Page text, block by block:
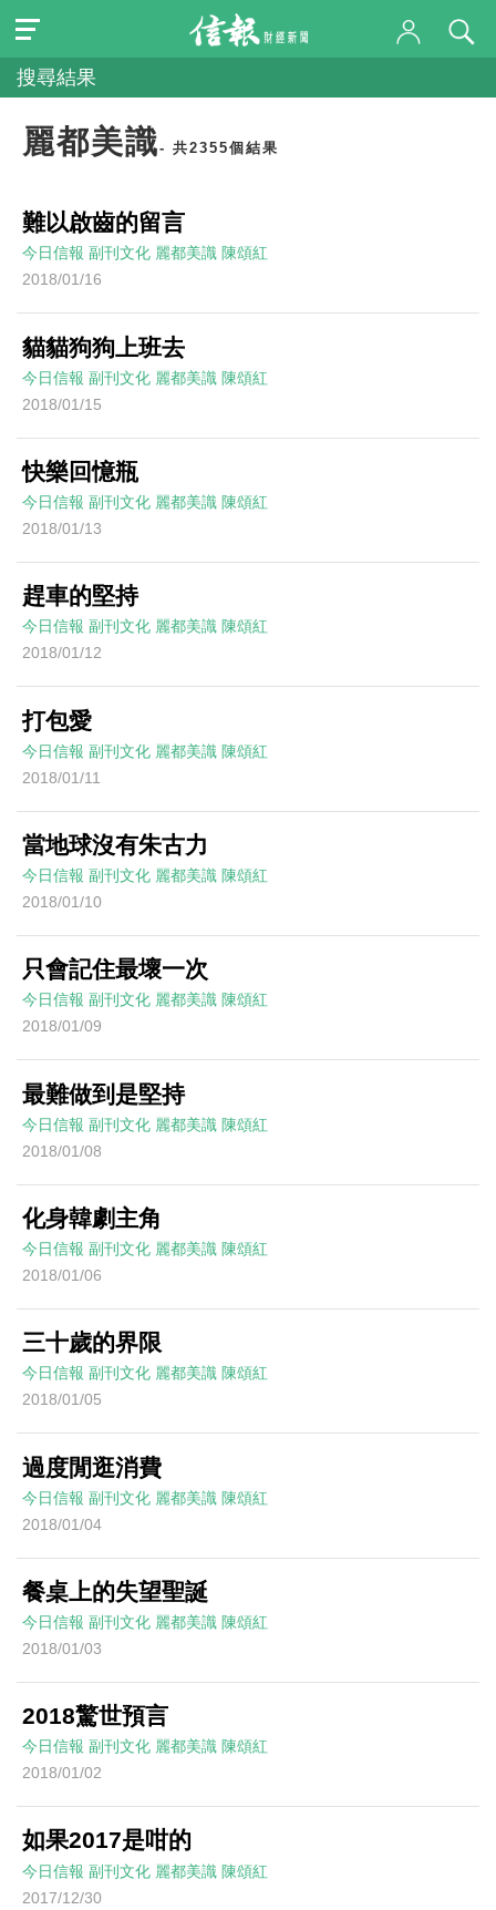
搜尋結果
麗都美識- 共2355個結果
難以啟齒的留言
今日信報 副刊文化 麗都美識 陳頌紅
2018/01/16
貓貓狗狗上班去
今日信報 副刊文化 麗都美識 陳頌紅
2018/01/15
快樂回憶瓶
今日信報 副刊文化 麗都美識 陳頌紅
2018/01/13
趕車的堅持
今日信報 副刊文化 麗都美識 陳頌紅
2018/01/12
打包愛
今日信報 副刊文化 麗都美識 陳頌紅
2018/01/11
當地球沒有朱古力
今日信報 副刊文化 麗都美識 陳頌紅
2018/01/10
只會記住最壞一次
今日信報 副刊文化 麗都美識 陳頌紅
2018/01/09
最難做到是堅持
今日信報 副刊文化 麗都美識 陳頌紅
2018/01/08
化身韓劇主角
今日信報 副刊文化 麗都美識 陳頌紅
2018/01/06
三十歲的界限
今日信報 副刊文化 麗都美識 陳頌紅
2018/01/05
過度閒逛消費
今日信報 副刊文化 麗都美識 陳頌紅
2018/01/04
餐桌上的失望聖誕
今日信報 副刊文化 麗都美識 陳頌紅
2018/01/03
2018驚世預言
今日信報 副刊文化 麗都美識 陳頌紅
2018/01/02
如果2017是咁的
今日信報 副刊文化 麗都美識 陳頌紅
2017/12/30